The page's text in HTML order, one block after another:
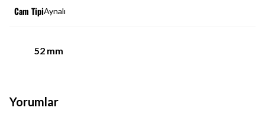
Cam TipiAynalı
52 mm
Yorumlar